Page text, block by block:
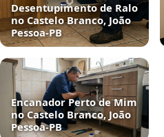
Desentupimento de Ralo
no Castelo Branco, João
Pessoa‑PB
Encanador Perto de Mim
no Castelo Branco, João
Pessoa‑PB